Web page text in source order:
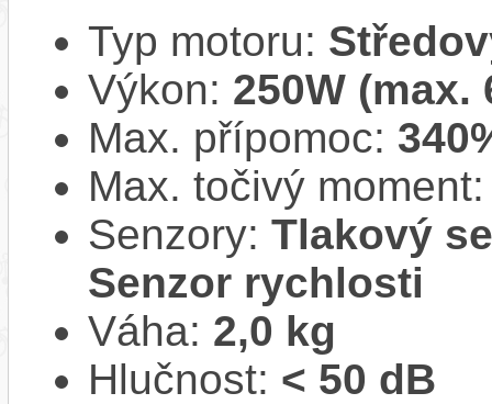
Typ motoru:
Výkon: 250W (max.
Max. přípomoc:
Max. točivý
Senzory: Tlakový
Senzor rychlosti
Váha: 2,0 kg
Hlučnost: < 50 dB